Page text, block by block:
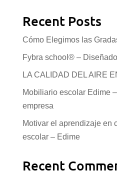
Recent Posts
Cómo Elegimos las
Fybra school® –
LA CALIDAD DEL AIRE
Mobiliario escolar Edime
empresa
Motivar el aprendizaje en
escolar – Edime
Recent